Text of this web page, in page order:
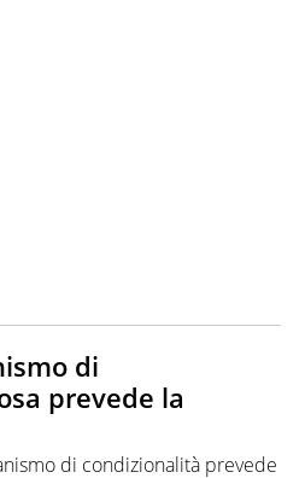
di
prevede la
di condizionalità prevede